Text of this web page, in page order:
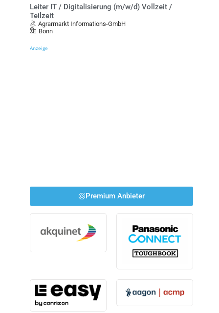
Leiter IT / Digitalisierung (m/w/d) Vollzeit /
Teilzeit
Agrarmarkt Informations-GmbH
Bonn
Anzeige
Premium Anbieter